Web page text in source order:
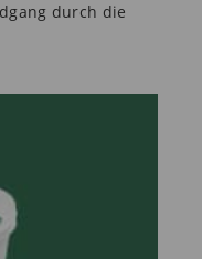
durch die